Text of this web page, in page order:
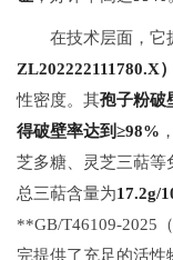
在技术层面，它
ZL202222111780.X）
性密度。其孢子粉破
得破壁率达到≥98%
芝多糖、灵芝三萜等
总三萜含量为17.2g/
**GB/T46109-2025
完提供了充足的活性